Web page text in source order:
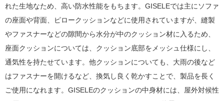
れた生地なため、高い防水性能をもちます。GISELEでは主にソファ
の座面や背面、ピロークッションなどに使用されていますが、縫製
やファスナーなどの隙間から水分が中のクッション材に入るため、
座面クッションについては、クッション底部をメッシュ仕様にし、
通気性を持たせています。他クッションについても、大雨の後など
はファスナーを開けるなど、換気し良く乾かすことで、製品を長く
ご使用になれます。GISELEのクッションの中身材には、屋外対候性